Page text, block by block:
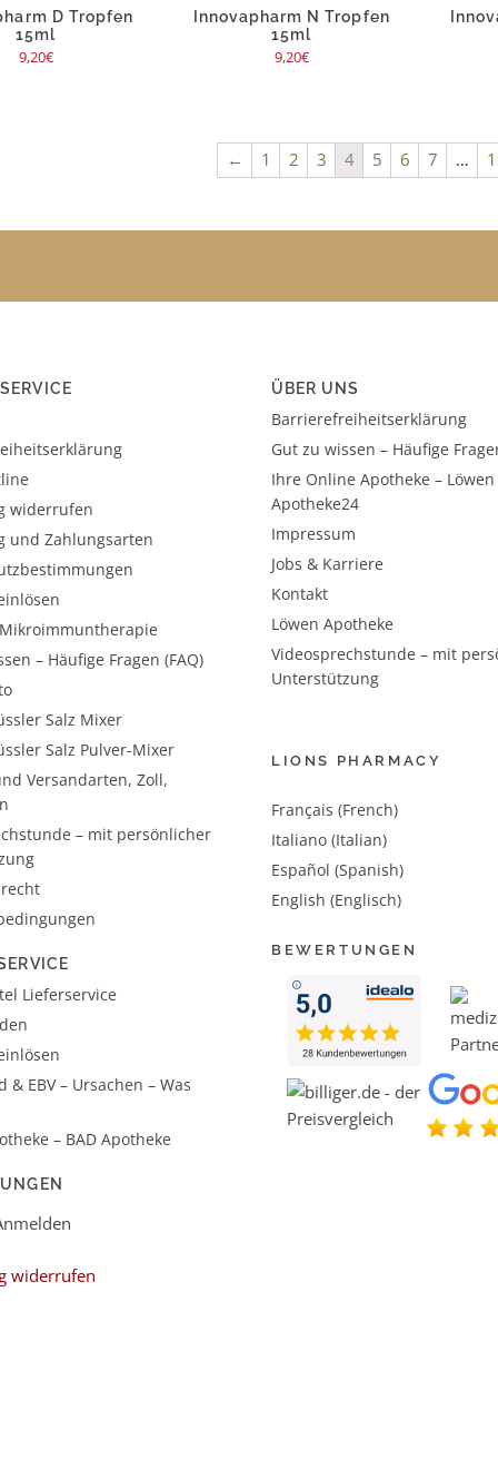
D Tropfen
15ml
9,20€
Innovapharm N Tropfen
15ml
9,20€
← 1 2 3 4 5 6 7 …
widerrufen
und Zahlungsarten
– Häufige Fragen (FAQ)
Salz Mixer
Salz Pulver-Mixer
Versandarten, Zoll,
– mit persönlicher
Lieferservice
& EBV – Ursachen – Was
– BAD Apotheke
widerrufen
ÜBER UNS
Barrierefreiheitserklärung
Gut zu wissen – Häufige
Ihre Online Apotheke – Löwen
Apotheke24
Impressum
Jobs & Karriere
Kontakt
Löwen Apotheke
Videosprechstunde – mit
Unterstützung
LIONS PHARMACY
Français (French)
Italiano (Italian)
Español (Spanish)
English (Englisch)
BEWERTUNGEN